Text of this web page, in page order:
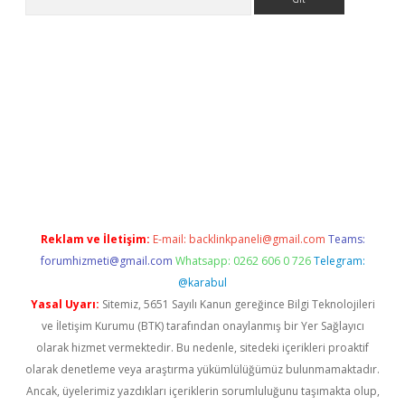
Reklam ve İletişim: E-mail: backlinkpaneli@gmail.com Teams:
forumhizmeti@gmail.com Whatsapp: 0262 606 0 726 Telegram:
@karabul
Yasal Uyarı: Sitemiz, 5651 Sayılı Kanun gereğince Bilgi Teknolojileri
ve İletişim Kurumu (BTK) tarafından onaylanmış bir Yer Sağlayıcı
olarak hizmet vermektedir. Bu nedenle, sitedeki içerikleri proaktif
olarak denetleme veya araştırma yükümlülüğümüz bulunmamaktadır.
Ancak, üyelerimiz yazdıkları içeriklerin sorumluluğunu taşımakta olup,